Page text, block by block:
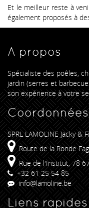
Et le meilleur reste à
également proposés à
A propos
Spécialiste des poêles,
jardin (serres et
son expérience à votre
Coordonnées
SPRL LAMOLINE Jacky &
Route de la Ronde
Rue de l'Institut, 78
+32 61 25 54 85
info@lamoline.be
Liens rapides